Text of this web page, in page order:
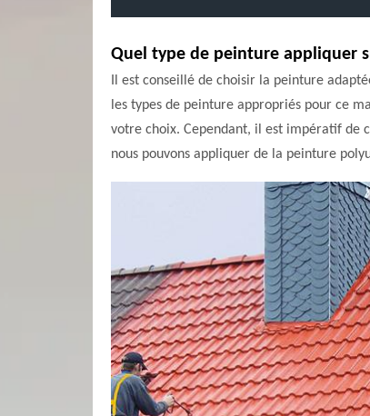
Quel type de peinture appliquer
Il est conseillé de choisir la peinture
les types de peinture appropriés pour ce
votre choix. Cependant, il est impératif de
nous pouvons appliquer de la peinture